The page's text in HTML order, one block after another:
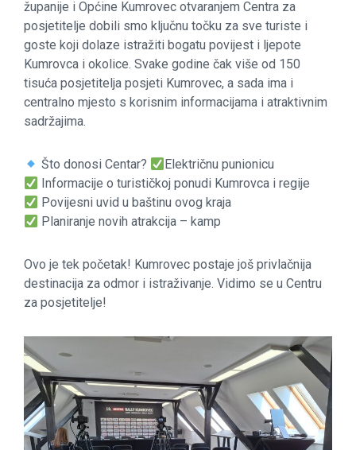
županije i Općine Kumrovec otvaranjem Centra za
posjetitelje dobili smo ključnu točku za sve turiste i
goste koji dolaze istražiti bogatu povijest i ljepote
Kumrovca i okolice. Svake godine čak više od 150
tisuća posjetitelja posjeti Kumrovec, a sada ima i
centralno mjesto s korisnim informacijama i atraktivnim
sadržajima.
Što donosi Centar?
Električnu punionicu
Informacije o turističkoj ponudi Kumrovca i regije
Povijesni uvid u baštinu ovog kraja
Planiranje novih atrakcija – kamp
Ovo je tek početak! Kumrovec postaje još privlačnija
destinacija za odmor i istraživanje. Vidimo se u Centru
za posjetitelje!